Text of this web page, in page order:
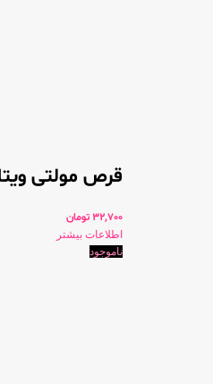
قرص مولتی
32,700 تومان
اطلاعات بیشتر
ناموجود